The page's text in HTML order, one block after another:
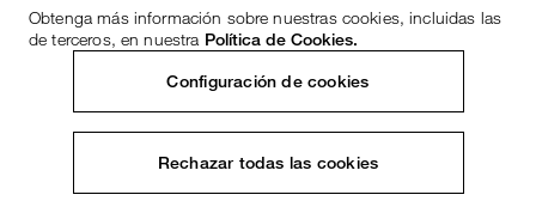
Obtenga más información sobre nuestras cookies, incluidas las
de terceros, en nuestra Política de Cookies.
Configuración de cookies
Rechazar todas las cookies